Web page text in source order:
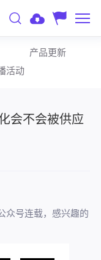
产品更新
活动
会不会被供应
众号连载，感兴趣的